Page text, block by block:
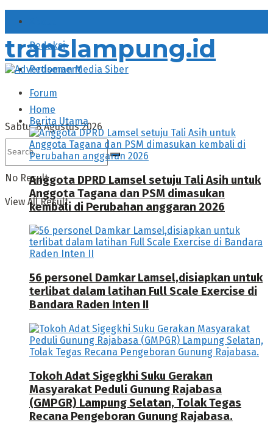
Redaksi
Pedoman Media Siber
Forum
Sabtu, 8 Agustus 2026
No Result
View All Result
translampung.id
Home
Berita Utama
Anggota DPRD Lamsel setuju Tali Asih untuk
Anggota Tagana dan PSM dimasukan
kembali di Perubahan anggaran 2026
56 personel Damkar Lamsel,disiapkan untuk
terlibat dalam latihan Full Scale Exercise di
Bandara Raden Inten II
Tokoh Adat Sigegkhi Suku Gerakan
Masyarakat Peduli Gunung Rajabasa
(GMPGR) Lampung Selatan, Tolak Tegas
Recana Pengeboran Gunung Rajabasa.